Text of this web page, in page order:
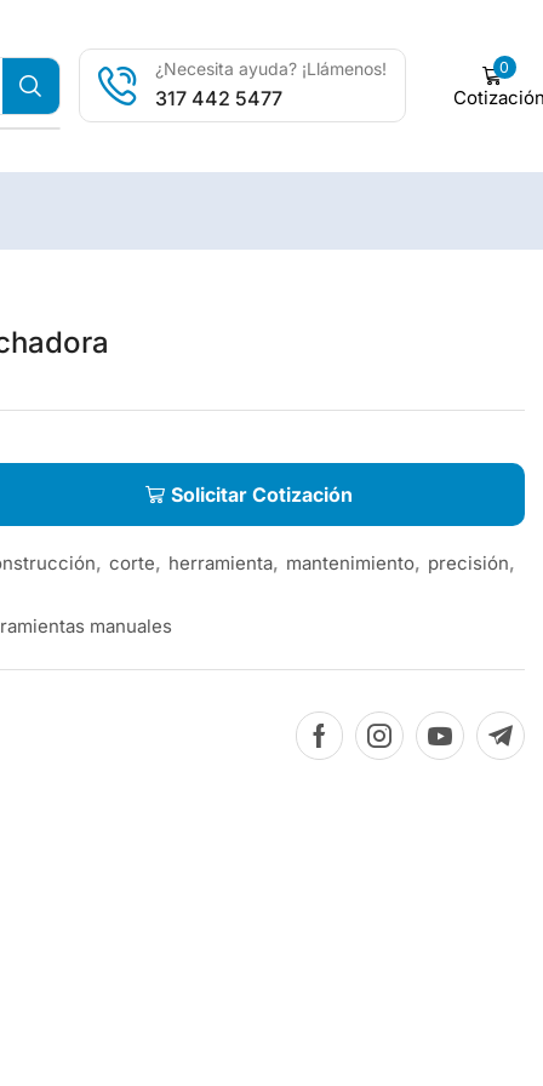
¿Necesita ayuda? ¡Llámenos!
317 442 5477
0
Solicitar Cotización
, corte, herramienta, mantenimiento, precisión,
manuales